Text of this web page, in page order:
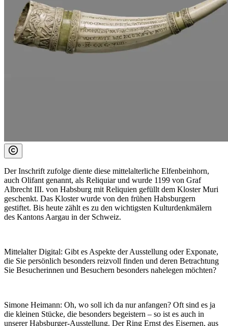
Der Inschrift zufolge diente diese mittelalterliche Elfenbeinhorn,
auch Olifant genannt, als Reliquiar und wurde 1199 von Graf
Albrecht III. von Habsburg mit Reliquien gefüllt dem Kloster Muri
geschenkt. Das Kloster wurde von den frühen Habsburgern
gestiftet. Bis heute zählt es zu den wichtigsten Kulturdenkmälern
des Kantons Aargau in der Schweiz.
Mittelalter Digital: Gibt es Aspekte der Ausstellung oder Exponate,
die Sie persönlich besonders reizvoll finden und deren Betrachtung
Sie Besucherinnen und Besuchern besonders nahelegen möchten?
Simone Heimann: Oh, wo soll ich da nur anfangen? Oft sind es ja
die kleinen Stücke, die besonders begeistern – so ist es auch in
unserer Habsburger-Ausstellung. Der Ring Ernst des Eisernen, aus